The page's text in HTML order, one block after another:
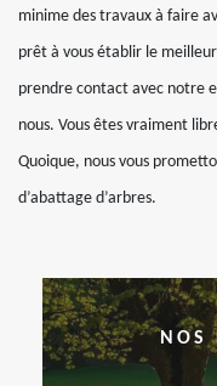
minime des travaux à faire
prêt à vous établir le
prendre contact avec notre
nous. Vous êtes vraiment
Quoique, nous vous
d’abattage d’arbres.
NOS